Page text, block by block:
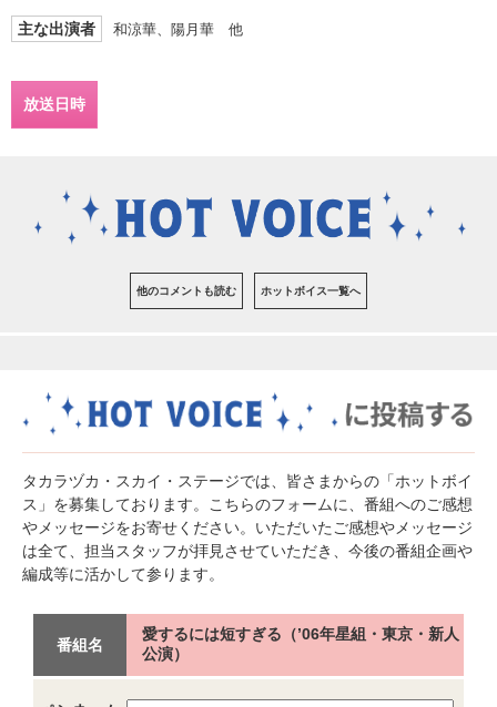
主な出演者 和涼華、陽月華 他
放送日時
他のコメントも読む ホットボイス一覧へ
タカラヅカ・スカイ・ステージでは、皆さまからの「ホットボイ
ス」を募集しております。こちらのフォームに、番組へのご感想
やメッセージをお寄せください。いただいたご感想やメッセージ
は全て、担当スタッフが拝見させていただき、今後の番組企画や
編成等に活かして参ります。
番組名
愛するには短すぎる（’06年星組・東京・新人
公演）